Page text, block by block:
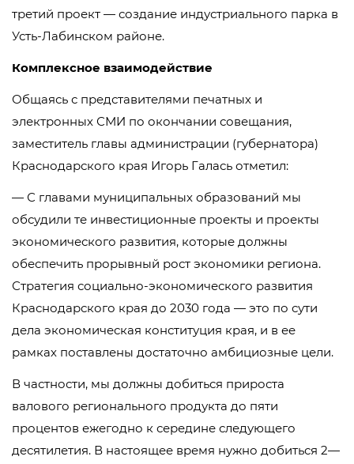
третий проект — создание индустриального парка в
Усть-Лабинском районе.
Комплексное взаимодействие
Общаясь с представителями печатных и
электронных СМИ по окончании совещания,
заместитель главы администрации (губернатора)
Краснодарского края Игорь Галась отметил:
— С главами муниципальных образований мы
обсудили те инвестиционные проекты и проекты
экономического развития, которые должны
обеспечить прорывный рост экономики региона.
Стратегия социально-экономического развития
Краснодарского края до 2030 года — это по сути
дела экономическая конституция края, и в ее
рамках поставлены достаточно амбициозные цели.
В частности, мы должны добиться прироста
валового регионального продукта до пяти
процентов ежегодно к середине следующего
десятилетия. В настоящее время нужно добиться 2—